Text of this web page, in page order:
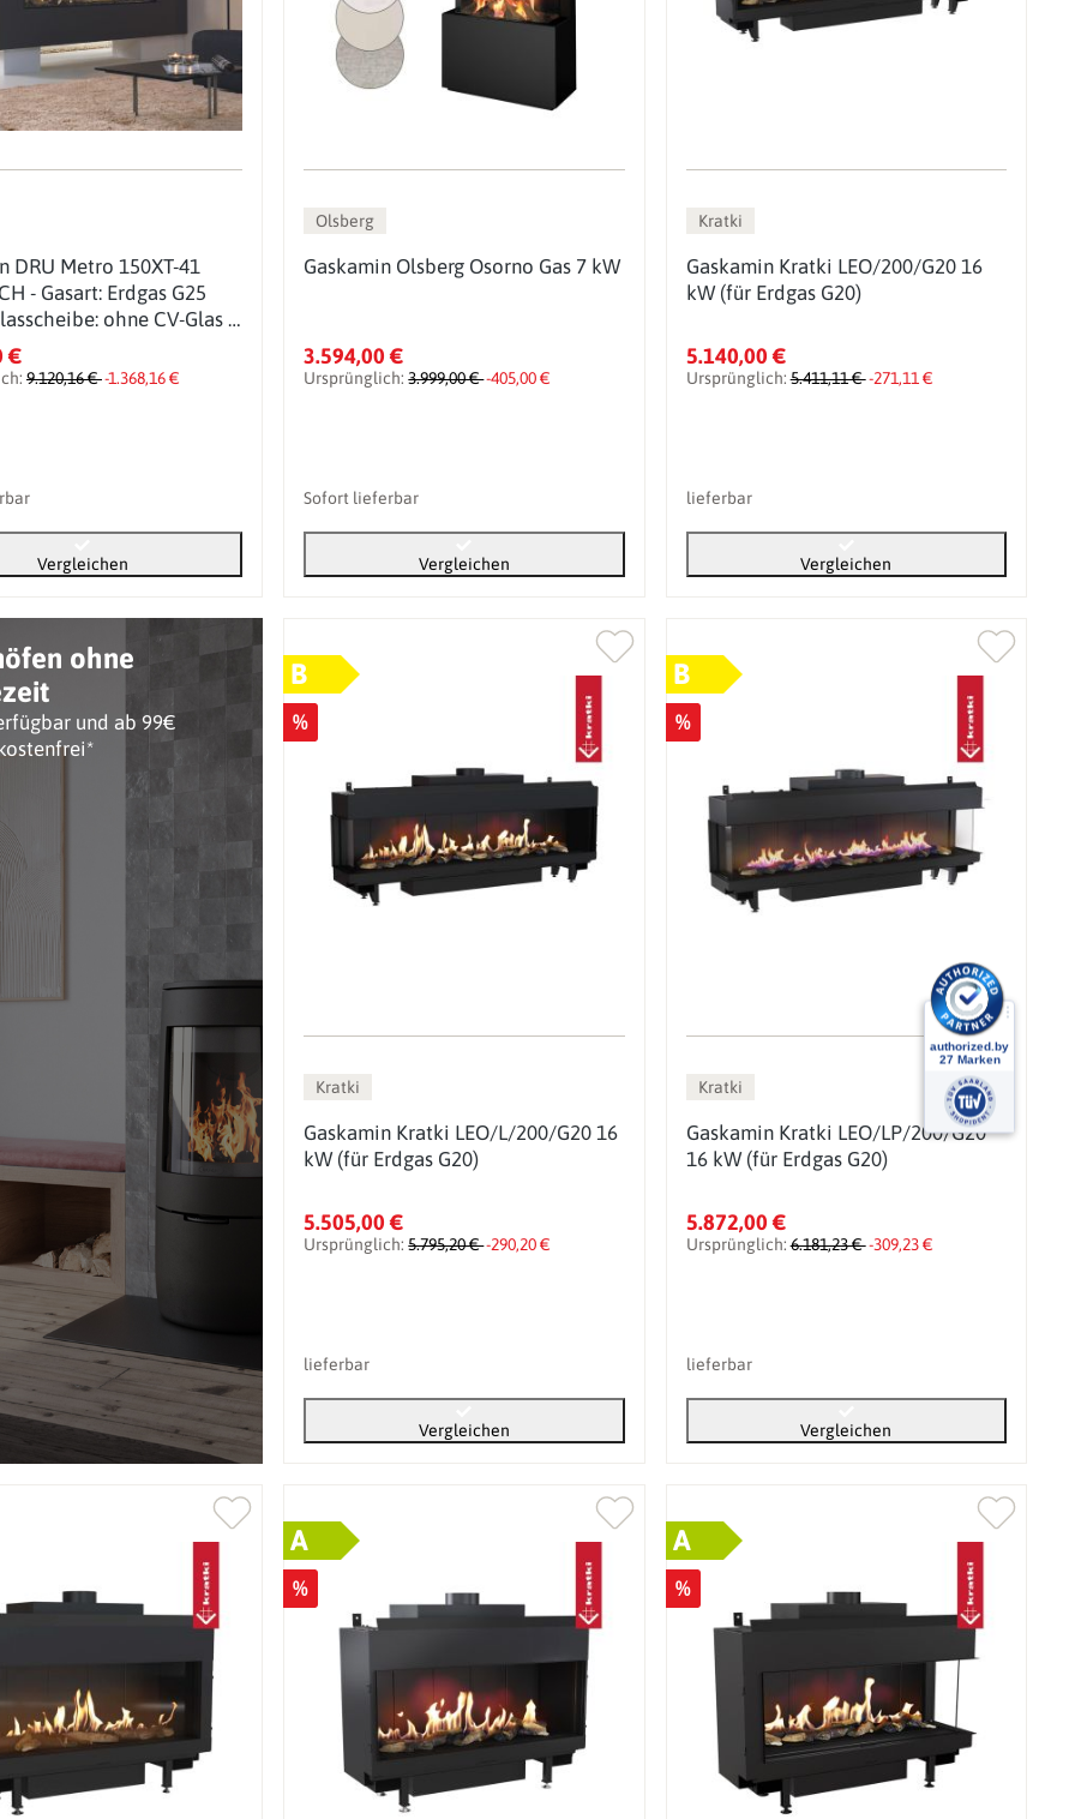
ohne
und ab 99€
DRU Metro 150XT-41
- Gasart: Erdgas G25
ohne CV-Glas -
(PV): ohne
€
9.120,16 €-1.368,16 €
Vergleichen
Olsberg
Gaskamin Olsberg Osorno Gas 7 kW
3.594,00 €
Ursprünglich:3.999,00 €-405,00 €
Sofort lieferbar
Vergleichen
Kratki
Gaskamin Kratki LEO/200/G20 16
kW (für Erdgas G20)
5.140,00 €
Ursprünglich:5.411,11 €-271,11 €
lieferbar
Vergleichen
B
%
Kratki
Gaskamin Kratki LEO/L/200/G20 16
kW (für Erdgas G20)
5.505,00 €
Ursprünglich:5.795,20 €-290,20 €
lieferbar
Vergleichen
B
%
Kratki
Gaskamin Kratki LEO/LP/200/G20
16 kW (für Erdgas G20)
5.872,00 €
Ursprünglich:6.181,23 €-309,23 €
lieferbar
Vergleichen
A
%
A
%